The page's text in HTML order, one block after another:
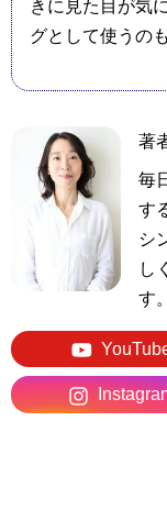
きに見た目が気
グとして使うの
著
毎
す
シ
し
す。